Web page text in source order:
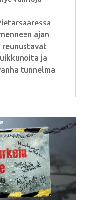
ajan
reunustavat
ja
tunnelma